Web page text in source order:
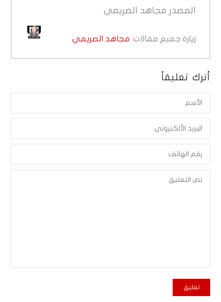
المصدر مجاهد الصريمي
زيارة جميع مقالات: مجاهد الصريمي
أترك تعليقاً